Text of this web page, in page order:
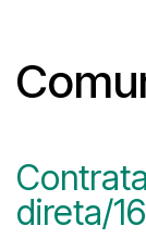
direta/